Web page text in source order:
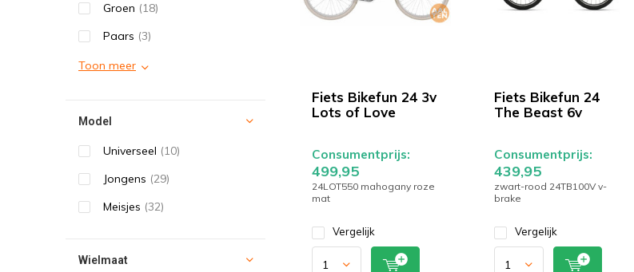
Fiets Bikefun 24 3v
Lots of Love
Consumentprijs:
499,95
24LOT550 mahogany roze
mat
Vergelijk
Fiets Bikefun 24
The Beast 6v
Consumentprijs:
439,95
zwart-rood 24TB100V v-
brake
Vergelijk
Groen (18)
Paars (3)
Toon meer
Model
Universeel (10)
Jongens (29)
Meisjes (32)
Wielmaat